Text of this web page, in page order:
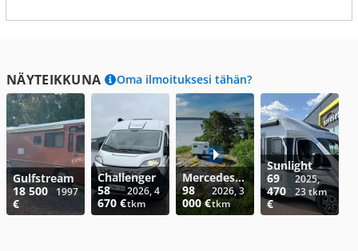
NÄYTEIKKUNA Oma ilmoituksesi tähän?
Gulfstream
18 500
€
1997
Challenger
58
670 €
2026, 4
tkm
Mercedes-Benz
98
000 €
2026, 3
tkm
Sunlight
69
470
€
2025,
23 tkm